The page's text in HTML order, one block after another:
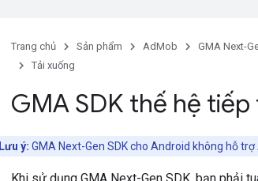
Trang chủ Sản phẩm AdMob
GMA Next-
Tải xuống
GMA SDK thế hệ
Lưu ý: GMA Next-Gen SDKcho Android không hỗ trợ